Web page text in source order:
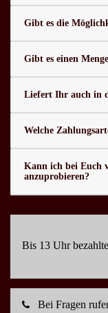
Gibt es die
Gibt es einen
Liefert Ihr auch in
Welche
Kann ich bei Euch
anzuprobieren?
Bis 13 Uhr
Bei Fragen